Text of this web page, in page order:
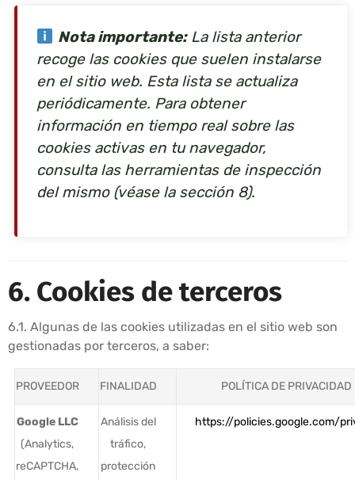
Nota importante:La lista anterior
recoge las cookies que suelen instalarse
en el sitio web. Esta lista se actualiza
periódicamente. Para obtener
información en tiempo real sobre las
cookies activas en tu navegador,
consulta las herramientas de inspección
del mismo (véase la sección 8).
6. Cookies de terceros
6.1. Algunas de las cookies utilizadas en el sitio web son
gestionadas por terceros, a saber:
PROVEEDOR FINALIDAD POLÍTICA DE PRIVACIDAD
Google LLC
(Analytics,
reCAPTCHA,
Análisis del
tráfico,
protección
https://policies.google.com/